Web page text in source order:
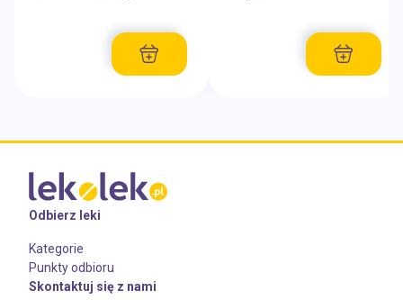
Odbierz leki
Kategorie
Punkty odbioru
Skontaktuj się z nami